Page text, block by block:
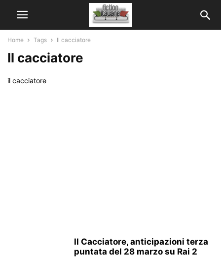
Home Tags Il cacciatore
Il cacciatore
il cacciatore
Il Cacciatore, anticipazioni terza
puntata del 28 marzo su Rai 2